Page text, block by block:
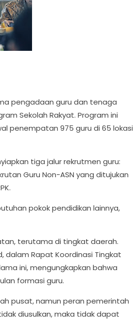
pengadaan guru dan tenaga
Sekolah Rakyat. Program ini
penempatan 975 guru di 65 lokasi
tiga jalur rekrutmen guru:
Guru Non-ASN yang ditujukan
pokok pendidikan lainnya,
terutama di tingkat daerah.
dalam Rapat Koordinasi Tingkat
ini, mengungkapkan bahwa
formasi guru.
pusat, namun peran pemerintah
diusulkan, maka tidak dapat